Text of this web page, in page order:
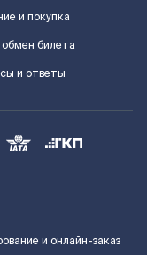
и покупка
обмен билета
и ответы
и онлайн-заказ